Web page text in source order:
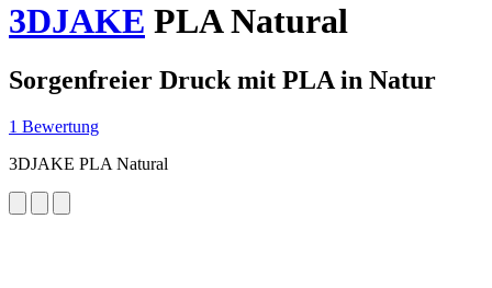
3DJAKE PLA Natural
Sorgenfreier Druck mit PLA in Natur
1 Bewertung
3DJAKE PLA Natural